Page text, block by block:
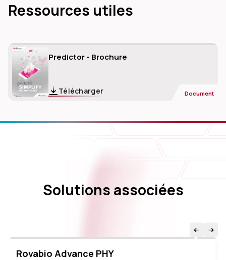
Ressources utiles
Predictor - Brochure
Télécharger Document
Solutions associées
Rovabio Advance PHY